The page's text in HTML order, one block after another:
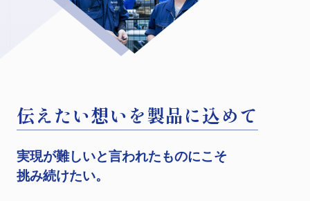
プロフェッショナルです。
「Poco a poco」。
伝えたい想いを製品に込めて
実現が難しいと言われたものにこそ
挑み続けたい。
プロフェッショナルです。
「Poco a poco」。
伝えたい想いを製品に込めて
実現が難しいと言われたものにこそ
挑み続けたい。
プロフェッショナルです。